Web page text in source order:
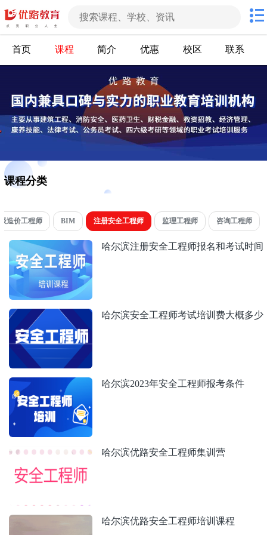
首页 课程 简介 优惠 校区 联系
课程分类
造价工程师 BIM 注册安全工程师 监理工程师 咨询工程师
哈尔滨注册安全工程师报名和考试时间
哈尔滨安全工程师考试培训费大概多少
哈尔滨2023年安全工程师报考条件
哈尔滨优路安全工程师集训营
哈尔滨优路安全工程师培训课程